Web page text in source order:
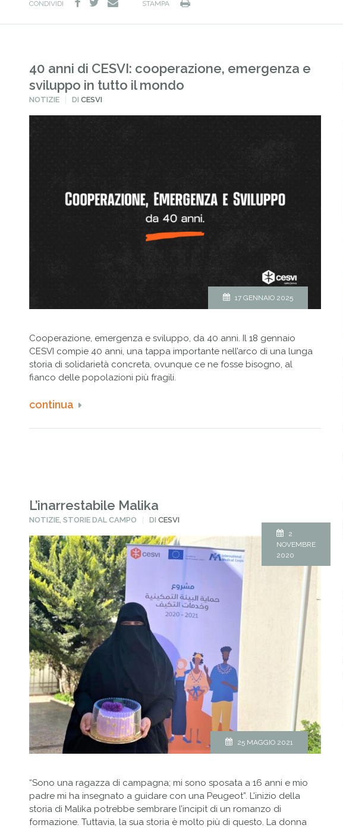
CONDIVIDI
e-
STAMPA
40 anni di CESVI: cooperazione, emergenza e
sviluppo in tutto il mondo
PUBBLICATO
NOTIZIE DICESVI
17 GENNAIO 2025
Cooperazione, emergenza e sviluppo, da 40 anni. Il 18 gennaio
CESVI compie 40 anni, una tappa importante nell’arco di una lunga
storia di solidarietà concreta, ovunque ce ne fosse bisogno, al
fianco delle popolazioni più fragili.
continua
L’inarrestabile Malika
PUBBLICATO
NOTIZIE,STORIE DAL CAMPO DICESVI
25 MAGGIO 2021
“Sono una ragazza di campagna; mi sono sposata a 16 anni e mio
padre mi ha insegnato a guidare con una Peugeot”. L’inizio della
storia di Malika potrebbe sembrare l’incipit di un romanzo di
formazione. Tuttavia, la sua storia è molto più di questo. La donna
2
NOVEMBRE
2020